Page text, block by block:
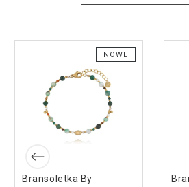
Bransoletka By
NOWE